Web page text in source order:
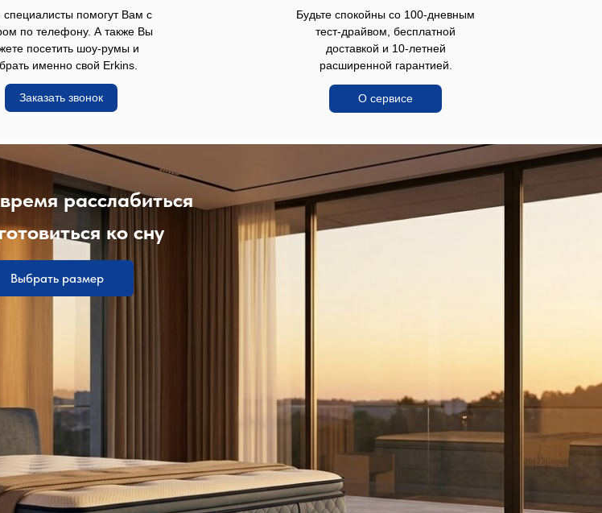
помогут Вам с
по телефону. А также Вы
посетить шоу-румы и
именно свой Erkins.
Будьте спокойны со 100-дневным
тест-драйвом, бесплатной
доставкой и 10-летней
расширенной гарантией.
Заказать звонок О сервисе
расслабиться
ко сну
Выбрать размер